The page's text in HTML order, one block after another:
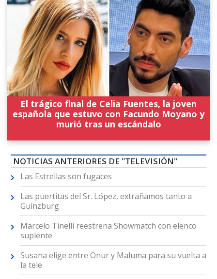
El trágico final de Celia Fuentes, la joven
española que estuvo con Facundo Moyano y
murió tras un escándalo
NOTICIAS ANTERIORES DE "TELEVISIÓN"
Las Estrellas son fugaces
Las puertitas del Sr. López, extrañamos tanto a
Guinzburg
Marcelo Tinelli reestrena Showmatch con elenco
suplente
Susana elige entre Onur y Maluma para su vuelta a
la tele